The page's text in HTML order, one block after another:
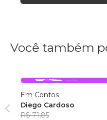
Você também
Em Contos
Diego Cardoso
R$ 71,85